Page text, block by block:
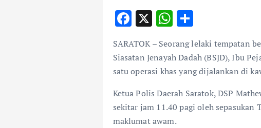
F
e
b
o
k
X W
at
s
p
p
S
h
ar
e
SARATOK – Seorang lelaki tempatan
Siasatan Jenayah Dadah (BSJD), Ibu
satu operasi khas yang dijalankan di
Ketua Polis Daerah Saratok, DSP
sekitar jam 11.40 pagi oleh sepasukan
maklumat awam.